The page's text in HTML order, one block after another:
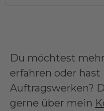
Du möchtest
erfahren oder hast
Auftragswerken?
gerne über mein